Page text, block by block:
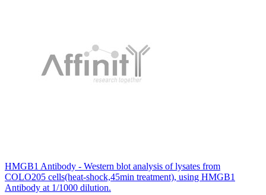
HMGB1 Antibody - Western blot analysis of lysates from
COLO205 cells(heat-shock,45min treatment), using HMGB1
Antibody at 1/1000 dilution.